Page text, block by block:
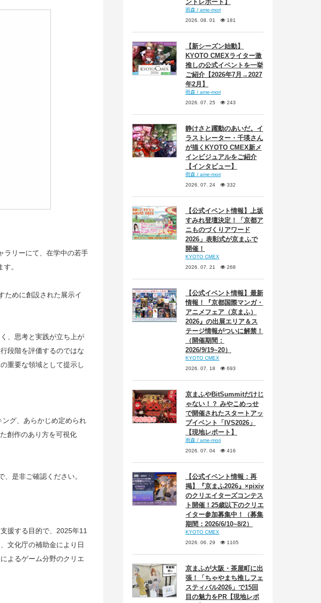
ラリーにて、在学中の若手
。
ために創設された展示イ
、思考と実践が立ち上が
段階を評価するのではな
重要な領域として提示し
グ、あらかじめ定められ
創作のあり方を可視化
是非ご確認ください。
援する目的で、2025年11
文化庁の補助金により日
よるゲーム分野のクリエ
ントレポート】
雨森 / ame-mori
2026. 08. 01
181
【新シーズン始動】
KYOTO CMEXライター激
推しの公式イベントを一挙
ご紹介【2026年7月→2027
年2月】
雨森 / ame-mori
2026. 07. 25
243
静けさと躍動のあいだ。イ
ラストレーター・千瑛さん
が描くKYOTO CMEX新メ
インビジュアルをご紹介
【インタビュー】
雨森 / ame-mori
2026. 07. 24
332
【公式イベント情報】上坂
すみれ登壇決定！「京都ア
ニものづくりアワード
2026」表彰式が京まふで
開催！
KYOTO CMEX
2026. 07. 21
268
【公式イベント情報】最新
情報！『京都国際マンガ・
アニメフェア（京まふ）
2026』の出展エリア＆ス
テージ情報がついに解禁！
（開催期間：
2026/9/19~20）
KYOTO CMEX
2026. 07. 18
693
京まふやBitSummitだけじ
ゃない！？ みやこめっせ
で開催されたスタートアッ
プイベント「IVS2026」
【現地レポート】
雨森 / ame-mori
2026. 07. 04
416
【公式イベント情報：再
掲】『京まふ2026』×pixiv
のクリエイターズコンテス
ト開催！25歳以下のクリエ
イター参加募集中！（募集
期間：2026/6/10~8/2）
KYOTO CMEX
2026. 06. 29
1105
京まふが大阪・茶屋町に出
張！「ちゃやまち推しフェ
スティバル2026」で15回
目の魅力をPR【現地レポ